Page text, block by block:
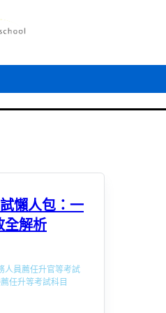
懶人包：一
全解析
人員薦任升官等考試
薦任升等考試科目